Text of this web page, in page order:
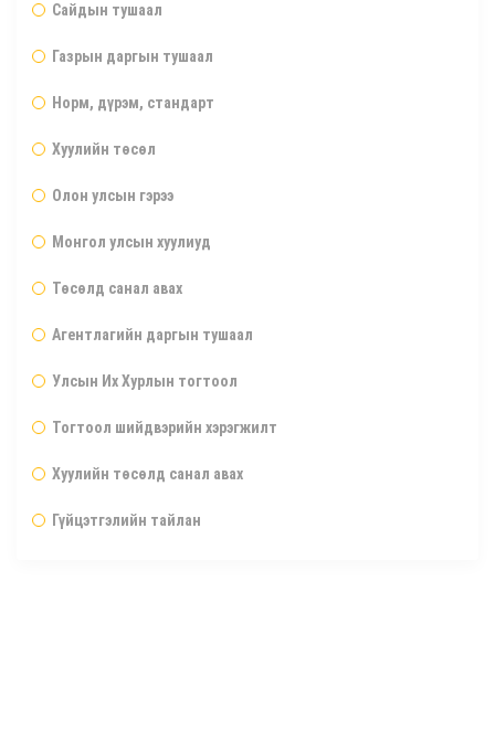
Сайдын тушаал
Газрын даргын тушаал
Норм, дүрэм, стандарт
Хуулийн төсөл
Олон улсын гэрээ
Монгол улсын хуулиуд
Төсөлд санал авах
Агентлагийн даргын тушаал
Улсын Их Хурлын тогтоол
Тогтоол шийдвэрийн хэрэгжилт
Хуулийн төсөлд санал авах
Гүйцэтгэлийн тайлан